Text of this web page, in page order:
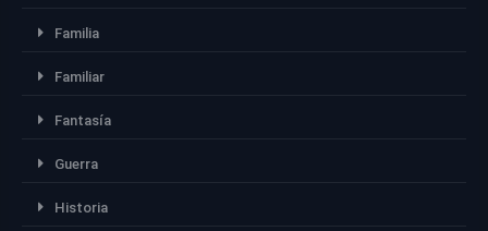
Familia
Familiar
Fantasía
Guerra
Historia